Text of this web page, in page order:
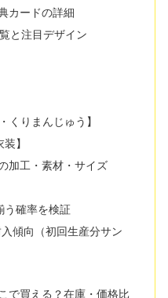
カードの詳細
と注目デザイン
くりまんじゅう】
】
加工・素材・サイズ
う確率を検証
傾向（初回生産分サン
で買える？在庫・価格比